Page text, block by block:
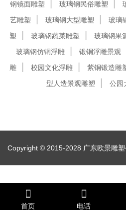
钢镜面雕塑
玻璃钢民俗雕塑
艺雕塑
玻璃钢大型雕塑 玻璃
塑
玻璃钢蔬菜雕塑 玻璃钢果
玻璃钢仿铜浮雕
锻铜浮雕景观
雕
校园文化浮雕 紫铜锻造雕
型人造景观雕塑
公园
Copyright © 2015-2028 广东欧景雕塑
首页 电话